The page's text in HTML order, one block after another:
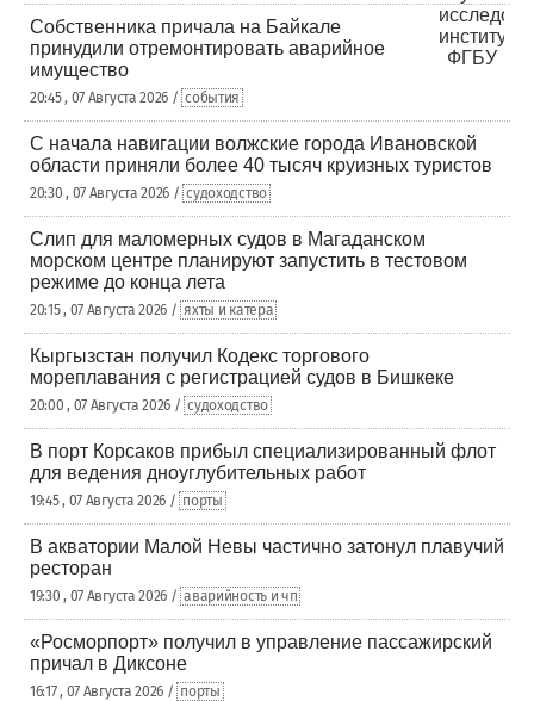
Собственника причала на Байкале
принудили отремонтировать аварийное
имущество
20:45 , 07 Августа 2026 / события
С начала навигации волжские города Ивановской
области приняли более 40 тысяч круизных туристов
20:30 , 07 Августа 2026 / судоходство
Слип для маломерных судов в Магаданском
морском центре планируют запустить в тестовом
режиме до конца лета
20:15 , 07 Августа 2026 / яхты и катера
Кыргызстан получил Кодекс торгового
мореплавания с регистрацией судов в Бишкеке
20:00 , 07 Августа 2026 / судоходство
В порт Корсаков прибыл специализированный флот
для ведения дноуглубительных работ
19:45 , 07 Августа 2026 / порты
В акватории Малой Невы частично затонул плавучий
ресторан
19:30 , 07 Августа 2026 / аварийность и чп
«Росморпорт» получил в управление пассажирский
причал в Диксоне
16:17 , 07 Августа 2026 / порты